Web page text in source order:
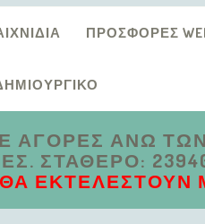
ΠΡΟΣΦΟΡΈΣ
ΑΓΟΡΕΣ ΑΝΩ ΤΩΝ
ΣΤΑΘΕΡΌ: 23940
ΕΚΤΕΛΕΣΤΟΎΝ